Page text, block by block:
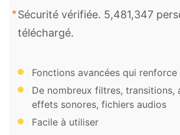
Sécurité vérifiée. 5,481,347
téléchargé.
Fonctions avancées qui
De nombreux filtres, transitions,
effets sonores, fichiers audios
Facile à utiliser